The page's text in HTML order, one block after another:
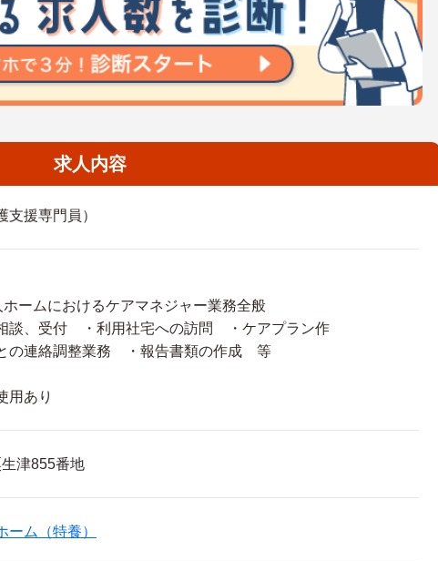
求人内容
支援専門員）
ームにおけるケアマネジャー業務全般
談、受付 ・利用社宅への訪問 ・ケアプラン作
の連絡調整業務 ・報告書類の作成 等
用あり
津855番地
ーム（特養）